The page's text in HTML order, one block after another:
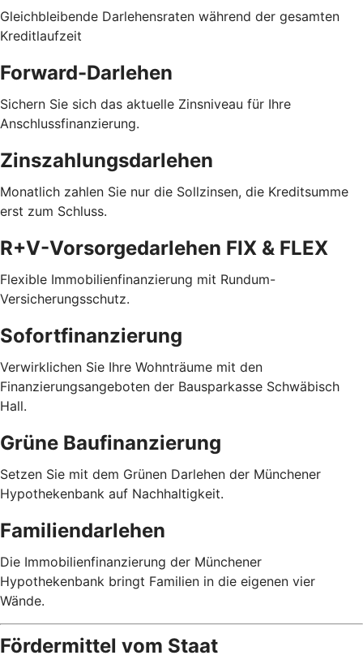
Gleichbleibende Darlehensraten während der gesamten
Kreditlaufzeit
Forward-Darlehen
Sichern Sie sich das aktuelle Zinsniveau für Ihre
Anschlussfinanzierung.
Zinszahlungsdarlehen
Monatlich zahlen Sie nur die Sollzinsen, die Kreditsumme
erst zum Schluss.
R+V-Vorsorgedarlehen FIX & FLEX
Flexible Immobilienfinanzierung mit Rundum-
Versicherungsschutz.
Sofortfinanzierung
Verwirklichen Sie Ihre Wohnträume mit den
Finanzierungsangeboten der Bausparkasse Schwäbisch
Hall.
Grüne Baufinanzierung
Setzen Sie mit dem Grünen Darlehen der Münchener
Hypothekenbank auf Nachhaltigkeit.
Familiendarlehen
Die Immobilienfinanzierung der Münchener
Hypothekenbank bringt Familien in die eigenen vier
Wände.
Fördermittel vom Staat